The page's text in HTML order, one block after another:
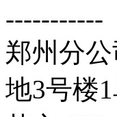
-----------
郑州分
地3号楼